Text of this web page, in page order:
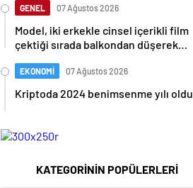
GENEL 07 Ağustos 2026
Model, iki erkekle cinsel içerikli film
çektiği sırada balkondan düşerek
EKONOMİ 07 Ağustos 2026
Kriptoda 2024 benimsenme yılı oldu
KATEGORİNİN POPÜLERLERİ